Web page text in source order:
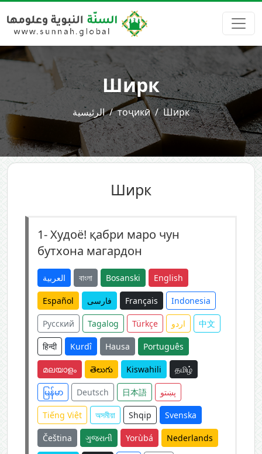
Ширк
الرئيسية тоҷикӣ Ширк
Ширк
1-Худоё! қабри маро чун
бутхона магардон
العربية বাংলা Bosanski English
Español فارسی Français Indonesia
Русский Tagalog Türkçe اردو 中文
हिन्दी Kurdî Hausa Português
മലയാളം తెలుగు Kiswahili தமிழ்
မြန်မာ Deutsch 日本語 پښتو
Tiếng Việt অসমীয়া Shqip Svenska
Čeština ગુજરાતી Yorùbá Nederlands